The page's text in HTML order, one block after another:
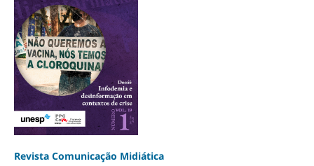
Revista Comunicação Midiática